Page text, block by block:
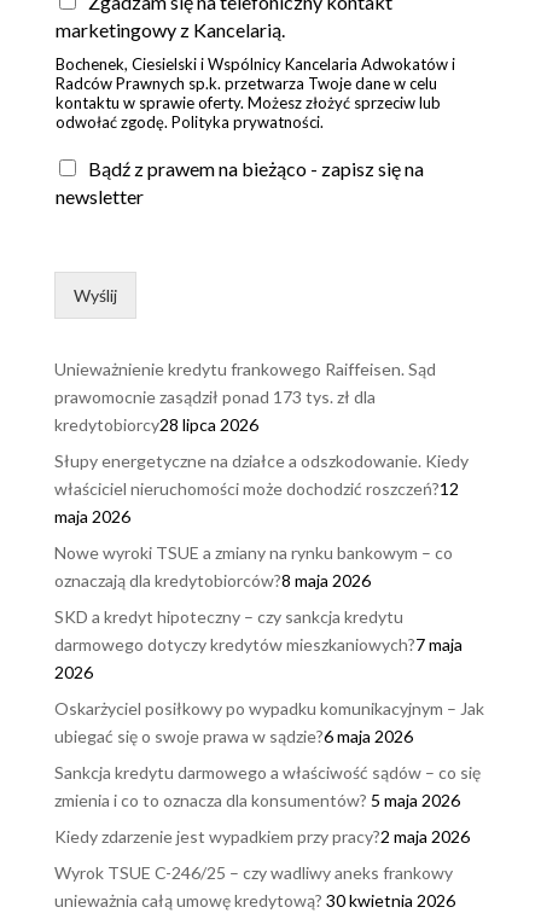
g
d
a
*
marketingowy z Kancelarią.
Bochenek, Ciesielski i Wspólnicy Kancelaria Adwokatów i
Radców Prawnych sp.k. przetwarza Twoje dane w celu
kontaktu w sprawie oferty. Możesz złożyć sprzeciw lub
odwołać zgodę. Polityka prywatności.
Bądź z prawem na bieżąco - zapisz się na
newsletter
Wyślij
Unieważnienie kredytu frankowego Raiffeisen. Sąd
prawomocnie zasądził ponad 173 tys. zł dla
kredytobiorcy28 lipca 2026
Słupy energetyczne na działce a odszkodowanie. Kiedy
właściciel nieruchomości może dochodzić roszczeń?12
maja 2026
Nowe wyroki TSUE a zmiany na rynku bankowym – co
oznaczają dla kredytobiorców?8 maja 2026
SKD a kredyt hipoteczny – czy sankcja kredytu
darmowego dotyczy kredytów mieszkaniowych?7 maja
2026
Oskarżyciel posiłkowy po wypadku komunikacyjnym – Jak
ubiegać się o swoje prawa w sądzie?6 maja 2026
Sankcja kredytu darmowego a właściwość sądów – co się
zmienia i co to oznacza dla konsumentów? 5 maja 2026
Kiedy zdarzenie jest wypadkiem przy pracy?2 maja 2026
Wyrok TSUE C-246/25 – czy wadliwy aneks frankowy
unieważnia całą umowę kredytową? 30 kwietnia 2026